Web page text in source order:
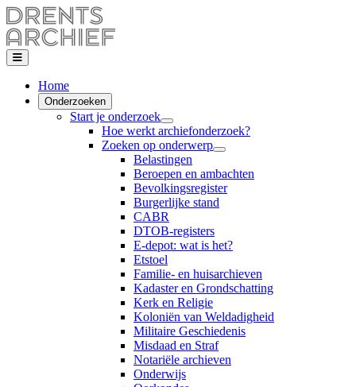
Home
Onderzoeken
Start je onderzoek
Hoe werkt archiefonderzoek?
Zoeken op onderwerp
Belastingen
Beroepen en ambachten
Bevolkingsregister
Burgerlijke stand
CABR
DTOB-registers
E-depot: wat is het?
Etstoel
Familie- en huisarchieven
Kadaster en Grondschatting
Kerk en Religie
Koloniën van Weldadigheid
Militaire Geschiedenis
Misdaad en Straf
Notariële archieven
Onderwijs